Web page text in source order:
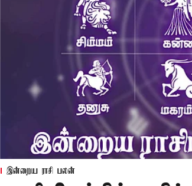
இன்றைய ராசி பலன்